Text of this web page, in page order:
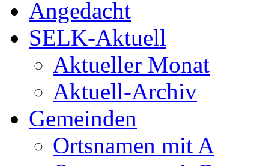
Angedacht
SELK-Aktuell
Aktueller Monat
Aktuell-Archiv
Gemeinden
Ortsnamen mit A